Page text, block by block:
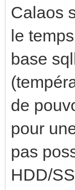
Calaos
le
base
de
pour
pas
HDD/